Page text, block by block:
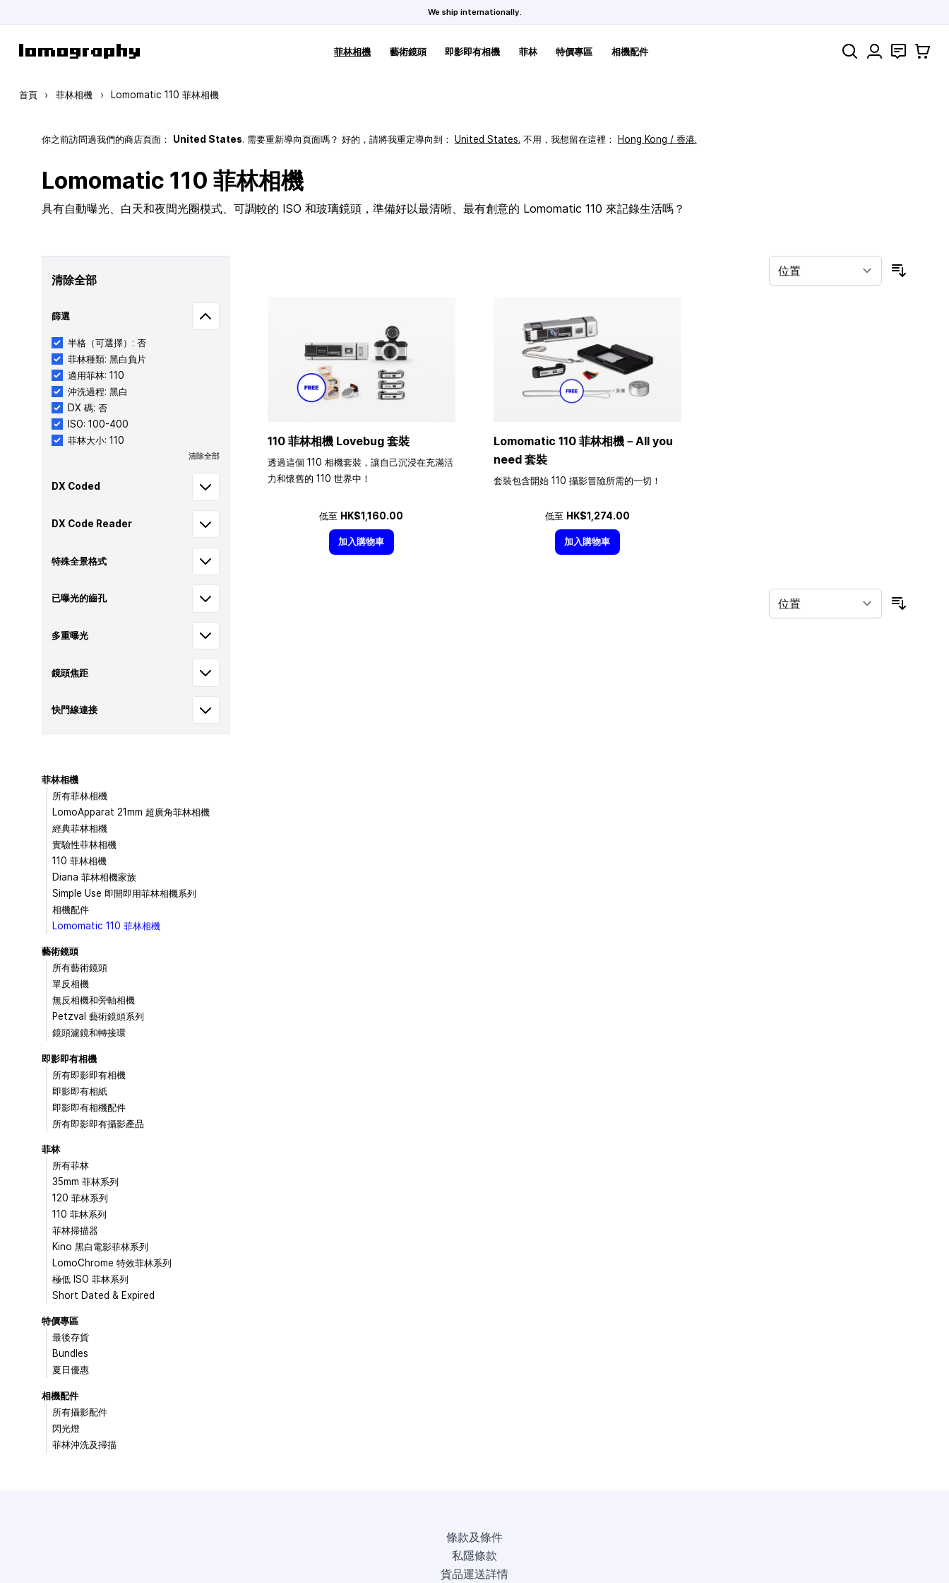
We ship internationally.
菲林相機 藝術鏡頭 即影即有相機 菲林 特價專區 相機配件 搜索 聯絡 購物車
首頁 › 菲林相機 › Lomomatic 110 菲林相機
你之前訪問過我們的商店頁面： United States. 需要重新導向頁面嗎？ 好的，請將我重定導向到： United States. 不用，我想留在這裡： Hong Kong / 香港.
Lomomatic 110 菲林相機
具有自動曝光、白天和夜間光圈模式、可調較的 ISO 和玻璃鏡頭，準備好以最清晰、最有創意的 Lomomatic 110 來記錄生活嗎？
清除全部
篩選
半格（可選擇）: 否
菲林種類: 黑白負片
適用菲林: 110
沖洗過程: 黑白
DX 碼: 否
ISO: 100-400
菲林大小: 110
清除全部
DX Coded
DX Code Reader
特殊全景格式
已曝光的齒孔
多重曝光
鏡頭焦距
快門線連接
110 菲林相機 Lovebug 套裝
透過這個 110 相機套裝，讓自己沉浸在充滿活
力和懷舊的 110 世界中！
低至 HK$1,160.00
加入購物車
Lomomatic 110 菲林相機－All you
need 套裝
套裝包含開始 110 攝影冒險所需的一切！
低至 HK$1,274.00
加入購物車
菲林相機
所有菲林相機
LomoApparat 21mm 超廣角菲林相機
經典菲林相機
實驗性菲林相機
110 菲林相機
Diana 菲林相機家族
Simple Use 即開即用菲林相機系列
相機配件
Lomomatic 110 菲林相機
藝術鏡頭
所有藝術鏡頭
單反相機
無反相機和旁軸相機
Petzval 藝術鏡頭系列
鏡頭濾鏡和轉接環
即影即有相機
所有即影即有相機
即影即有相紙
即影即有相機配件
所有即影即有攝影產品
菲林
所有菲林
35mm 菲林系列
120 菲林系列
110 菲林系列
菲林掃描器
Kino 黑白電影菲林系列
LomoChrome 特效菲林系列
極低 ISO 菲林系列
Short Dated & Expired
特價專區
最後存貨
Bundles
夏日優惠
相機配件
所有攝影配件
閃光燈
菲林沖洗及掃描
條款及條件
私隱條款
貨品運送詳情